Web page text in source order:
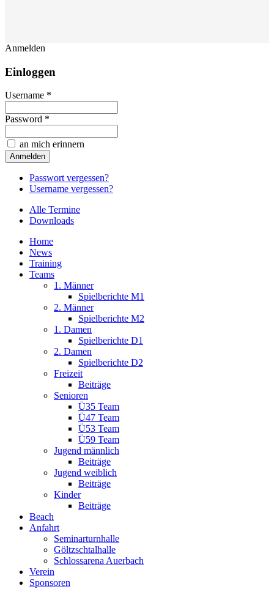
Anmelden
Einloggen
Username *
Password *
an mich erinnern
Passwort vergessen?
Username vergessen?
Alle Termine
Downloads
Home
News
Training
Teams
1. Männer
Spielberichte M1
2. Männer
Spielberichte M2
1. Damen
Spielberichte D1
2. Damen
Spielberichte D2
Freizeit
Beiträge
Senioren
Ü35 Team
Ü47 Team
Ü53 Team
Ü59 Team
Jugend männlich
Beiträge
Jugend weiblich
Beiträge
Kinder
Beiträge
Beach
Anfahrt
Seminarturnhalle
Göltzschtalhalle
Schlossarena Auerbach
Verein
Sponsoren